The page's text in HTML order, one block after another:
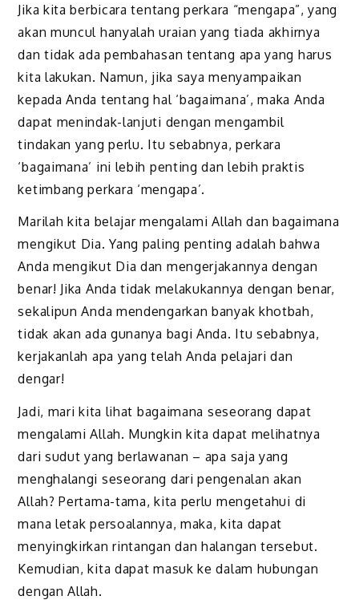
Jika kita berbicara tentang perkara “mengapa”, yang
akan muncul hanyalah uraian yang tiada akhirnya
dan tidak ada pembahasan tentang apa yang harus
kita lakukan. Namun, jika saya menyampaikan
kepada Anda tentang hal ‘bagaimana’, maka Anda
dapat menindak-lanjuti dengan mengambil
tindakan yang perlu. Itu sebabnya, perkara
‘bagaimana’ ini lebih penting dan lebih praktis
ketimbang perkara ‘mengapa’.
Marilah kita belajar mengalami Allah dan bagaimana
mengikut Dia. Yang paling penting adalah bahwa
Anda mengikut Dia dan mengerjakannya dengan
benar! Jika Anda tidak melakukannya dengan benar,
sekalipun Anda mendengarkan banyak khotbah,
tidak akan ada gunanya bagi Anda. Itu sebabnya,
kerjakanlah apa yang telah Anda pelajari dan
dengar!
Jadi, mari kita lihat bagaimana seseorang dapat
mengalami Allah. Mungkin kita dapat melihatnya
dari sudut yang berlawanan – apa saja yang
menghalangi seseorang dari pengenalan akan
Allah? Pertama-tama, kita perlu mengetahui di
mana letak persoalannya, maka, kita dapat
menyingkirkan rintangan dan halangan tersebut.
Kemudian, kita dapat masuk ke dalam hubungan
dengan Allah.